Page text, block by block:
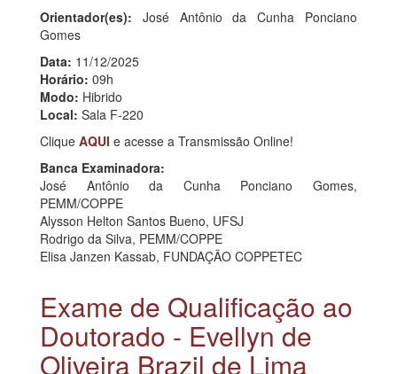
Orientador(es): José Antônio da Cunha Ponciano
Gomes
Data: 11/12/2025
Horário: 09h
Modo: Hibrido
Local: Sala F-220
Clique AQUI e acesse a Transmissão Online!
Banca Examinadora:
José Antônio da Cunha Ponciano Gomes,
PEMM/COPPE
Alysson Helton Santos Bueno, UFSJ
Rodrigo da Silva, PEMM/COPPE
Elisa Janzen Kassab, FUNDAÇÃO COPPETEC
Exame de Qualificação ao
Doutorado - Evellyn de
Oliveira Brazil de Lima